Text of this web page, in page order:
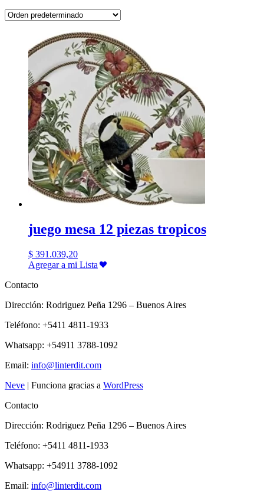
juego mesa 12 piezas tropicos
$ 391.039,20
Agregar a mi Lista
Contacto
Dirección: Rodriguez Peña 1296 – Buenos Aires
Teléfono: +5411 4811-1933
Whatsapp: +54911 3788-1092
Email: info@linterdit.com
Neve | Funciona gracias a WordPress
Contacto
Dirección: Rodriguez Peña 1296 – Buenos Aires
Teléfono: +5411 4811-1933
Whatsapp: +54911 3788-1092
Email: info@linterdit.com